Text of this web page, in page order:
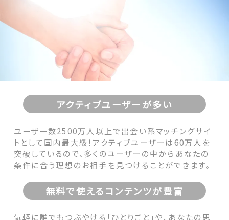
アクティブユーザーが多い
ユーザー数2500万人以上で出会い系マッチングサイ
トとして国内最大級！アクティブユーザーは60万人を
突破しているので、多くのユーザーの中からあなたの
条件に合う理想のお相手を見つけることができます。
無料で使えるコンテンツが豊富
気軽に誰でもつぶやける「ひとりごと」や、あなたの思